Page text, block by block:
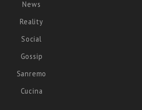
News
Reality
Social
Gossip
Sanremo
Cucina